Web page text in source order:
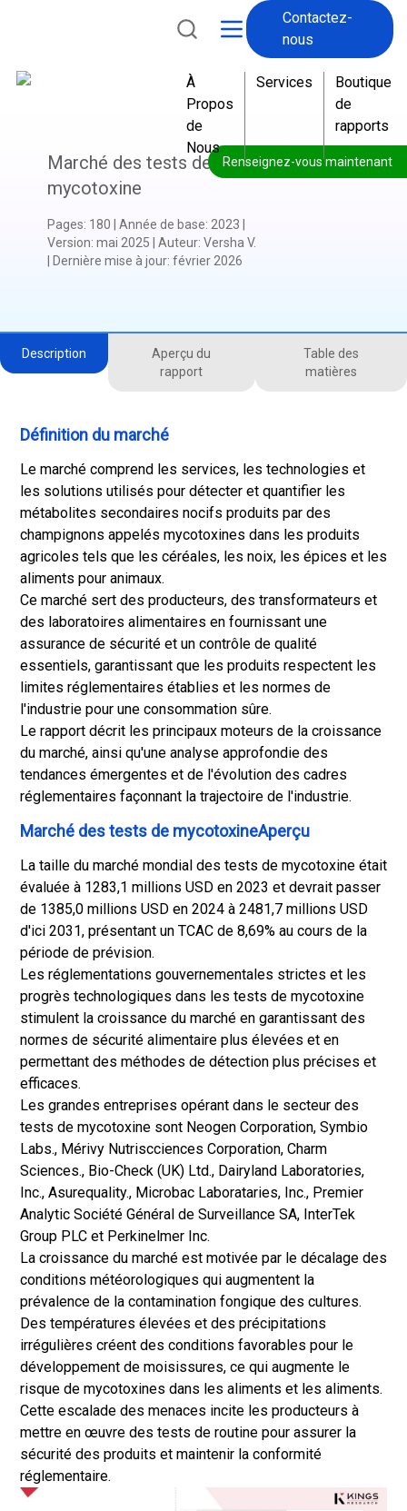
Contactez-
nous
À
Propos
de
Nous
Services
Boutique
de
rapports
Renseignez-vous maintenant
Marché des tests de
mycotoxine
Pages: 180 Année de base: 2023
Version: mai 2025 Auteur: Versha V.
Dernière mise à jour: février 2026
Description
Aperçu du
rapport
Table des
matières
Définition du marché
Le marché comprend les services, les technologies et
les solutions utilisés pour détecter et quantifier les
métabolites secondaires nocifs produits par des
champignons appelés mycotoxines dans les produits
agricoles tels que les céréales, les noix, les épices et les
aliments pour animaux.
Ce marché sert des producteurs, des transformateurs et
des laboratoires alimentaires en fournissant une
assurance de sécurité et un contrôle de qualité
essentiels, garantissant que les produits respectent les
limites réglementaires établies et les normes de
l'industrie pour une consommation sûre.
Le rapport décrit les principaux moteurs de la croissance
du marché, ainsi qu'une analyse approfondie des
tendances émergentes et de l'évolution des cadres
réglementaires façonnant la trajectoire de l'industrie.
Marché des tests de mycotoxineAperçu
La taille du marché mondial des tests de mycotoxine était
évaluée à 1283,1 millions USD en 2023 et devrait passer
de 1385,0 millions USD en 2024 à 2481,7 millions USD
d'ici 2031, présentant un TCAC de 8,69% au cours de la
période de prévision.
Les réglementations gouvernementales strictes et les
progrès technologiques dans les tests de mycotoxine
stimulent la croissance du marché en garantissant des
normes de sécurité alimentaire plus élevées et en
permettant des méthodes de détection plus précises et
efficaces.
Les grandes entreprises opérant dans le secteur des
tests de mycotoxine sont Neogen Corporation, Symbio
Labs., Mérivy Nutriscciences Corporation, Charm
Sciences., Bio-Check (UK) Ltd., Dairyland Laboratories,
Inc., Asurequality., Microbac Laborataries, Inc., Premier
Analytic Société Général de Surveillance SA, InterTek
Group PLC et Perkinelmer Inc.
La croissance du marché est motivée par le décalage des
conditions météorologiques qui augmentent la
prévalence de la contamination fongique des cultures.
Des températures élevées et des précipitations
irrégulières créent des conditions favorables pour le
développement de moisissures, ce qui augmente le
risque de mycotoxines dans les aliments et les aliments.
Cette escalade des menaces incite les producteurs à
mettre en œuvre des tests de routine pour assurer la
sécurité des produits et maintenir la conformité
réglementaire.